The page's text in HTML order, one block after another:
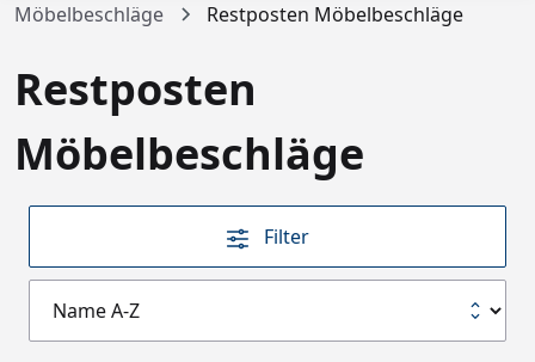
Möbelbeschläge Restposten Möbelbeschläge
Restposten
Möbelbeschläge
Filter